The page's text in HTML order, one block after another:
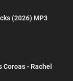
(2026) MP3
Coroas - Rachel